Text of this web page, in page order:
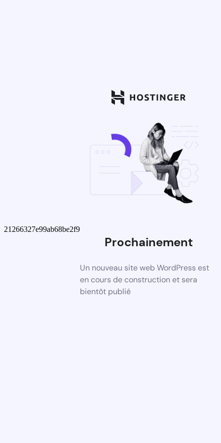
21266327e99ab68be2f9
Prochainement
Un nouveau site web WordPress est
en cours de construction et sera
bientôt publié